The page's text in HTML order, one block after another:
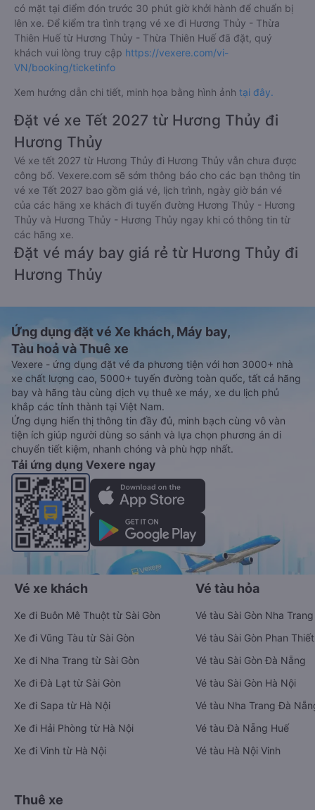
có mặt tại điểm đón trước 30 phút giờ khởi hành để chuẩn bị
lên xe. Để kiểm tra tình trạng vé xe đi Hương Thủy - Thừa
Thiên Huế từ Hương Thủy - Thừa Thiên Huế đã đặt, quý
khách vui lòng truy cập https://vexere.com/vi-
VN/booking/ticketinfo
Xem hướng dẫn chi tiết, minh họa bằng hình ảnh tại đây.
Đặt vé xe Tết 2027 từ Hương Thủy đi
Hương Thủy
Vé xe tết 2027 từ Hương Thủy đi Hương Thủy vẫn chưa được
công bố. Vexere.com sẽ sớm thông báo cho các bạn thông tin
vé xe Tết 2027 bao gồm giá vé, lịch trình, ngày giờ bán vé
của các hãng xe khách đi tuyến đường Hương Thủy - Hương
Thủy và Hương Thủy - Hương Thủy ngay khi có thông tin từ
các hãng xe.
Đặt vé máy bay giá rẻ từ Hương Thủy đi
Hương Thủy
Ứng dụng đặt vé Xe khách, Máy bay,
Tàu hoả và Thuê xe
Vexere - ứng dụng đặt vé đa phương tiện với hơn 3000+ nhà
xe chất lượng cao, 5000+ tuyến đường toàn quốc, tất cả hãng
bay và hãng tàu cùng dịch vụ thuê xe máy, xe du lịch phủ
khắp các tỉnh thành tại Việt Nam.
Ứng dụng hiển thị thông tin đầy đủ, minh bạch cùng vô vàn
tiện ích giúp người dùng so sánh và lựa chọn phương án di
chuyển tiết kiệm, nhanh chóng và phù hợp nhất.
Tải ứng dụng Vexere ngay
Vé xe khách
Xe đi Buôn Mê Thuột từ Sài Gòn
Xe đi Vũng Tàu từ Sài Gòn
Xe đi Nha Trang từ Sài Gòn
Xe đi Đà Lạt từ Sài Gòn
Xe đi Sapa từ Hà Nội
Xe đi Hải Phòng từ Hà Nội
Xe đi Vinh từ Hà Nội
Vé tàu hỏa
Vé tàu Sài Gòn Nha Trang
Vé tàu Sài Gòn Phan Thiết
Vé tàu Sài Gòn Đà Nẵng
Vé tàu Sài Gòn Hà Nội
Vé tàu Nha Trang Đà
Vé tàu Đà Nẵng Huế
Vé tàu Hà Nội Vinh
Thuê xe